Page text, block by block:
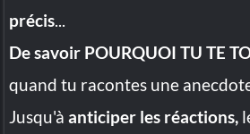
précis...
De savoir POURQUOI TU TE
quand tu racontes une
Jusqu'à anticiper les réactions,